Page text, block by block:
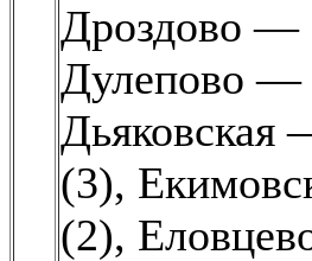
Дроздово —
Дулепово —
(3),
(2),